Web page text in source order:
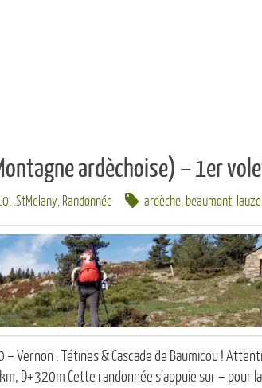
ardèchoise) – 1er
, .StMelany, Randonnée ardèche, beaumont, lauze
Vernon : Tétines & Cascade de Baumicou !
D+320m Cette randonnée s’appuie sur – pour